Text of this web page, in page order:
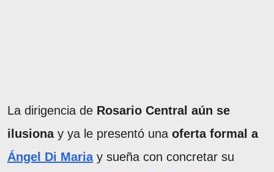
La dirigencia de Rosario Central aún se
ilusionay ya le presentó una oferta formal a
Ángel Di Mariay sueña con concretar su